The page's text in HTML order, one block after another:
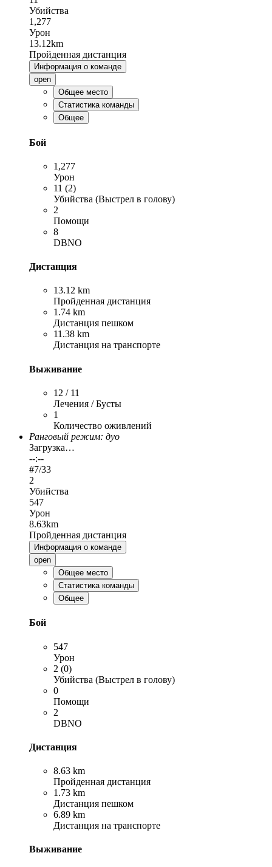
Убийства
1,277
Урон
13.12km
Пройденная дистанция
Информация о команде
open
Общее место
Статистика команды
Общее
Бой
1,277
Урон
11 (2)
Убийства (Выстрел в голову)
2
Помощи
8
DBNO
Дистанция
13.12 km
Пройденная дистанция
1.74 km
Дистанция пешком
11.38 km
Дистанция на транспорте
Выживание
12 / 11
Лечения / Бусты
1
Количество оживлений
Ранговый режим: дуо
Загрузка…
--:--
#7/33
2
Убийства
547
Урон
8.63km
Пройденная дистанция
Информация о команде
open
Общее место
Статистика команды
Общее
Бой
547
Урон
2 (0)
Убийства (Выстрел в голову)
0
Помощи
2
DBNO
Дистанция
8.63 km
Пройденная дистанция
1.73 km
Дистанция пешком
6.89 km
Дистанция на транспорте
Выживание